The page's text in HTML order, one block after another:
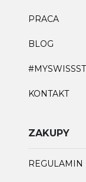
PRACA
BLOG
KONTAKT
ZAKUPY
REGULAMIN